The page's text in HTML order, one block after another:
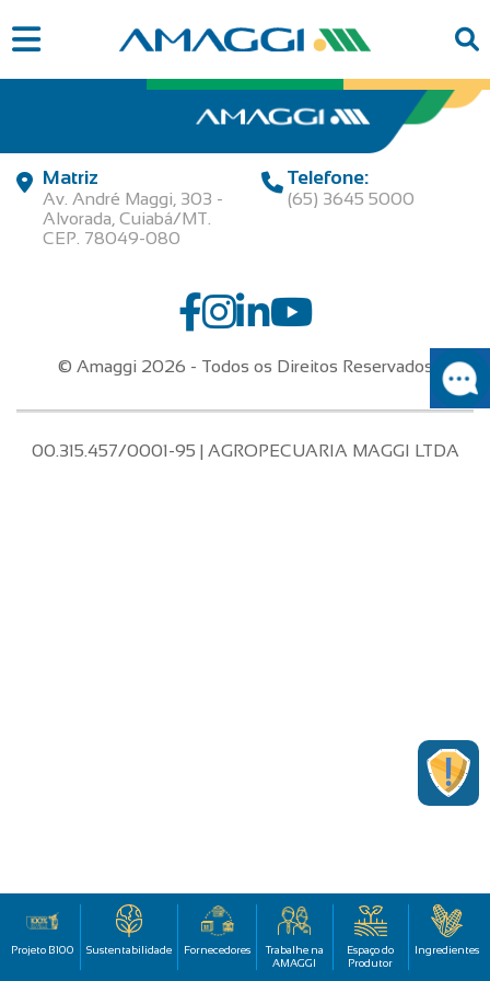
Matriz
Av. André Maggi, 303 -
Alvorada, Cuiabá/MT.
CEP. 78049-080
Telefone:
(65) 3645 5000
© Amaggi 2026 - Todos os Direitos Reservados
Projeto B100 Sustentabilidade Fornecedores
Trabalhe na
AMAGGI
Espaço do
Produtor
Ingredientes
00.315.457/0001-95 | AGROPECUARIA MAGGI LTDA